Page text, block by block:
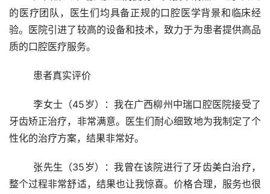
的医疗团队，医生们均具备正规的口腔医学背景和临床经
验。医院引进了较高的设备和技术，致力于为患者提供高品
质的口腔医疗服务。
	患者真实评价
	李女士（45岁）：我在广西柳州中瑞口腔医院接受了
牙齿矫正治疗，非常满意。医生们耐心细致地为我制定了个
性化的治疗方案，结果非常好。
整个过程非常舒适，结果也让我惊喜。价格合理，服务也很